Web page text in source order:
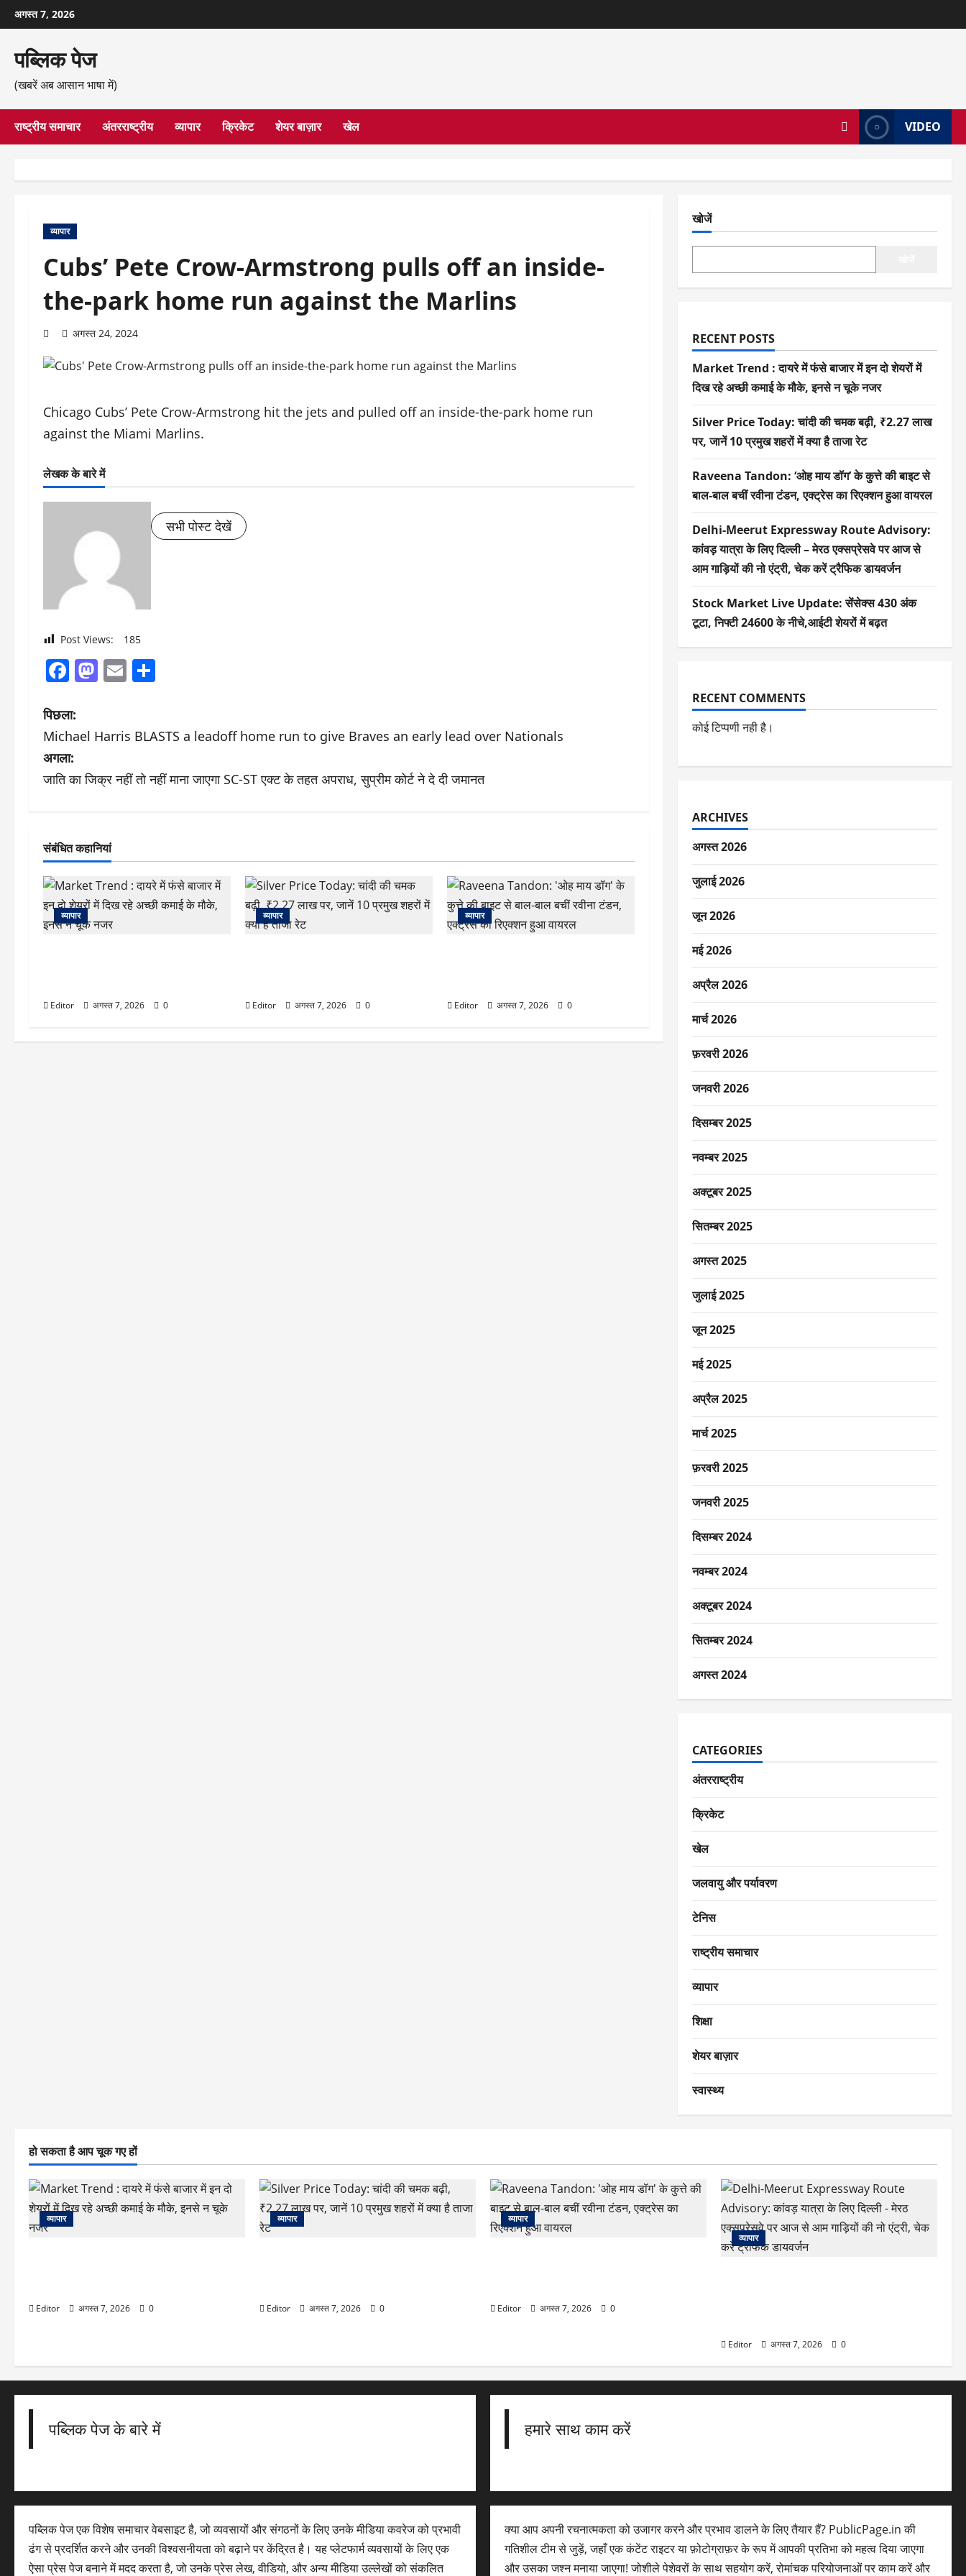
छोड़कर
सामग्री
अगस्त 7, 2026
पब्लिक पेज
(खबरें अब आसान भाषा में)
राष्ट्रीय समाचार अंतरराष्ट्रीय व्यापार क्रिकेट शेयर बाज़ार खेल VIDEO
व्यापार
Cubs’ Pete Crow-Armstrong pulls off an inside-
the-park home run against the Marlins
अगस्त 24, 2024
Chicago Cubs’ Pete Crow-Armstrong hit the jets and pulled off an inside-the-park home run
against the Miami Marlins.
लेखक के बारे में
सभी पोस्ट देखें
Post Views: 185
Facebook
Mastodon
Email
पो
स्ट
ने
गे
श
न
पिछला:
Michael Harris BLASTS a leadoff home run to give Braves an early lead over Nationals
अगला:
जाति का जिक्र नहीं तो नहीं माना जाएगा SC-ST एक्ट के तहत अपराध, सुप्रीम कोर्ट ने दे दी जमानत
संबंधित कहानियां
व्यापार
Editor अगस्त 7, 2026 0
व्यापार
Editor अगस्त 7, 2026 0
व्यापार
Editor अगस्त 7, 2026 0
खोजें
RECENT POSTS
Market Trend : दायरे में फंसे बाजार में इन दो शेयरों में
दिख रहे अच्छी कमाई के मौके, इनसे न चूके नजर
Silver Price Today: चांदी की चमक बढ़ी, ₹2.27 लाख
पर, जानें 10 प्रमुख शहरों में क्या है ताजा रेट
Raveena Tandon: ‘ओह माय डॉग’ के कुत्ते की बाइट से
बाल-बाल बचीं रवीना टंडन, एक्ट्रेस का रिएक्शन हुआ वायरल
Delhi-Meerut Expressway Route Advisory:
कांवड़ यात्रा के लिए दिल्ली – मेरठ एक्सप्रेसवे पर आज से
आम गाड़ियों की नो एंट्री, चेक करें ट्रैफिक डायवर्जन
Stock Market Live Update: सेंसेक्स 430 अंक
टूटा, निफ्टी 24600 के नीचे,आईटी शेयरों में बढ़त
RECENT COMMENTS
कोई टिप्पणी नही है।
ARCHIVES
अगस्त 2026
जुलाई 2026
जून 2026
मई 2026
अप्रैल 2026
मार्च 2026
फ़रवरी 2026
जनवरी 2026
दिसम्बर 2025
नवम्बर 2025
अक्टूबर 2025
सितम्बर 2025
अगस्त 2025
जुलाई 2025
जून 2025
मई 2025
अप्रैल 2025
मार्च 2025
फ़रवरी 2025
जनवरी 2025
दिसम्बर 2024
नवम्बर 2024
अक्टूबर 2024
सितम्बर 2024
अगस्त 2024
CATEGORIES
अंतरराष्ट्रीय
क्रिकेट
खेल
जलवायु और पर्यावरण
टेनिस
राष्ट्रीय समाचार
व्यापार
शिक्षा
शेयर बाज़ार
स्वास्थ्य
हो सकता है आप चूक गए हों
व्यापार
Editor अगस्त 7, 2026 0
व्यापार
Editor अगस्त 7, 2026 0
व्यापार
Editor अगस्त 7, 2026 0
व्यापार
Editor अगस्त 7, 2026 0
पब्लिक पेज के बारे में
पब्लिक पेज एक विशेष समाचार वेबसाइट है, जो व्यवसायों और संगठनों के लिए उनके मीडिया कवरेज को प्रभावी
ढंग से प्रदर्शित करने और उनकी विश्वसनीयता को बढ़ाने पर केंद्रित है। यह प्लेटफार्म व्यवसायों के लिए एक
ऐसा प्रेस पेज बनाने में मदद करता है, जो उनके प्रेस लेख, वीडियो, और अन्य मीडिया उल्लेखों को संकलित
हमारे साथ काम करें
क्या आप अपनी रचनात्मकता को उजागर करने और प्रभाव डालने के लिए तैयार हैं? PublicPage.in की
गतिशील टीम से जुड़ें, जहाँ एक कंटेंट राइटर या फ़ोटोग्राफ़र के रूप में आपकी प्रतिभा को महत्व दिया जाएगा
और उसका जश्न मनाया जाएगा! जोशीले पेशेवरों के साथ सहयोग करें, रोमांचक परियोजनाओं पर काम करें और